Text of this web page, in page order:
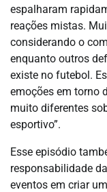
espalharam
reações mistas.
considerando o
enquanto outros
existe no futebol.
emoções em torno
muito diferentes
esportivo”.
Esse episódio
responsabilidade
eventos em criar